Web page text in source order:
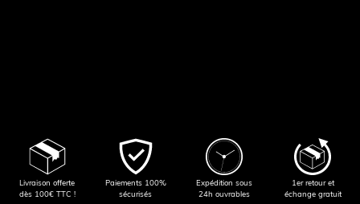
Livraison offerte
dès 100€ TTC !
Paiements 100%
sécurisés
Expédition sous
24h ouvrables
1er retour et
échange gratuit